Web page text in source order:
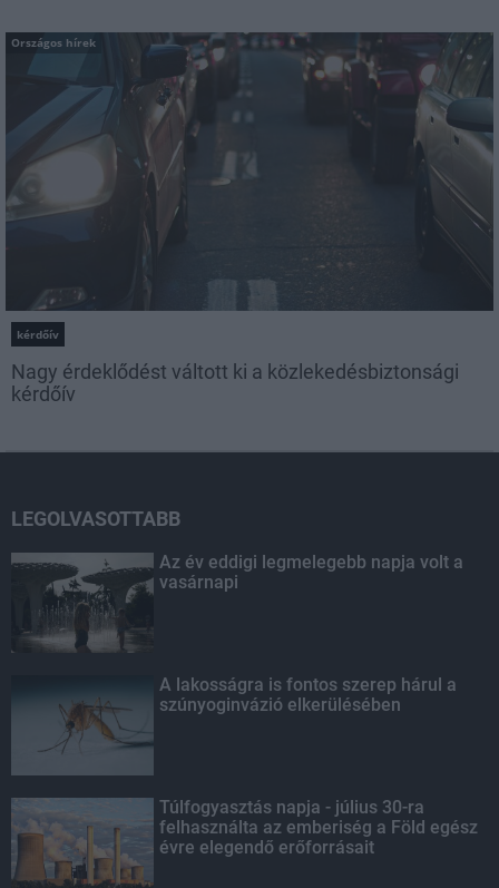
Országos hírek
kérdőív
Nagy érdeklődést váltott ki a közlekedésbiztonsági
kérdőív
LEGOLVASOTTABB
Az év eddigi legmelegebb napja volt a
vasárnapi
A lakosságra is fontos szerep hárul a
szúnyoginvázió elkerülésében
Túlfogyasztás napja - július 30-ra
felhasználta az emberiség a Föld egész
évre elegendő erőforrásait